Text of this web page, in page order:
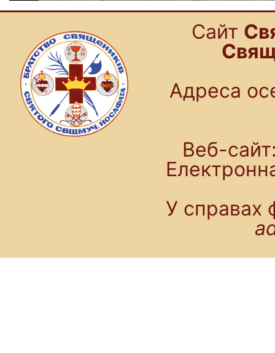
Cайт
Адреса
Веб-
У справах